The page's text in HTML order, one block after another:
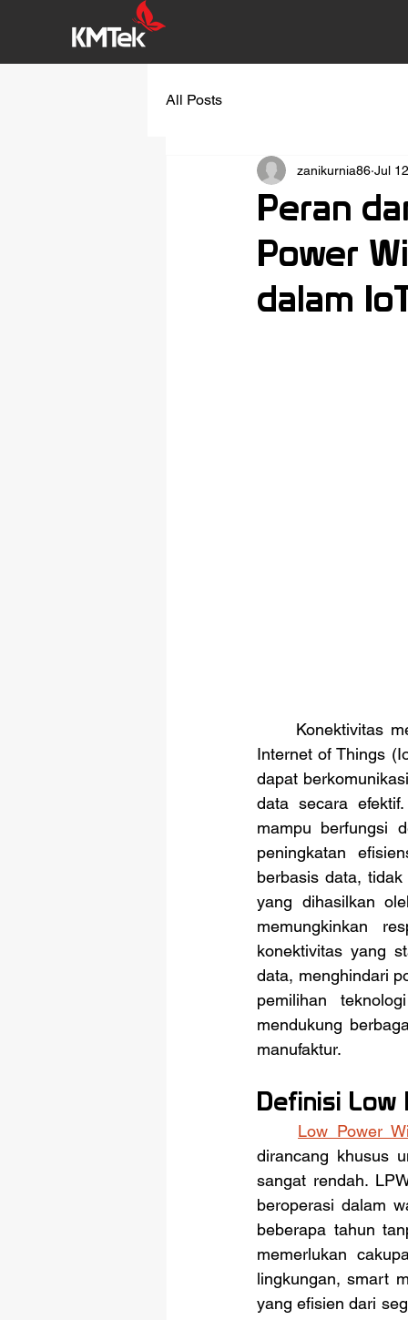
All Posts
Peran
Power
dalam
zanikurnia86 Jul
Internet of Things
dapat
data secara
mampu berfungsi
peningkatan
berbasis data,
yang dihasilkan
memungkinkan
konektivitas yang
data, menghindari
pemilihan
mendukung
manufaktur.
Definisi Low
Low Power
dirancang khusus
sangat rendah.
beroperasi dalam
beberapa tahun
memerlukan
lingkungan, smart
yang efisien dari